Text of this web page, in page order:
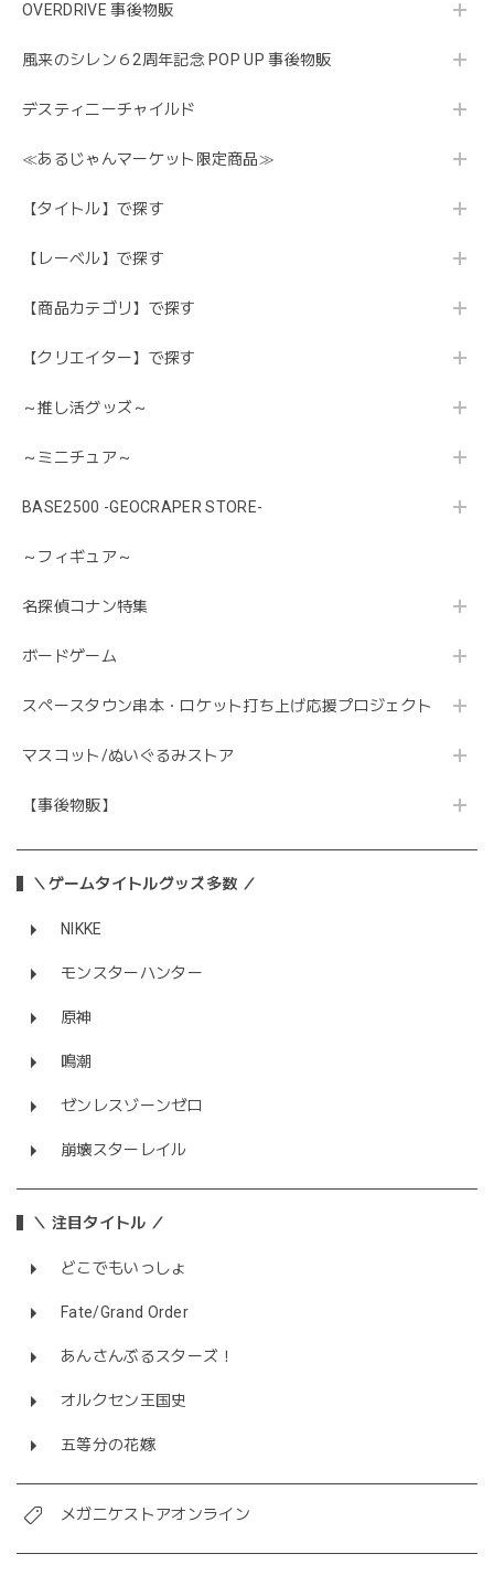
OVERDRIVE 事後物販
風来のシレン６2周年記念 POP UP 事後物販
デスティニーチャイルド
≪あるじゃんマーケット限定商品≫
【タイトル】で探す
【レーベル】で探す
【商品カテゴリ】で探す
【クリエイター】で探す
～推し活グッズ～
～ミニチュア～
BASE2500 -GEOCRAPER STORE-
～フィギュア～
名探偵コナン特集
ボードゲーム
スペースタウン串本・ロケット打ち上げ応援プロジェクト
マスコット/ぬいぐるみストア
【事後物販】
＼ゲームタイトルグッズ多数 ／
NIKKE
モンスターハンター
原神
鳴潮
ゼンレスゾーンゼロ
崩壊スターレイル
＼ 注目タイトル ／
どこでもいっしょ
Fate/Grand Order
あんさんぶるスターズ！
オルクセン王国史
五等分の花嫁
メガニケストアオンライン